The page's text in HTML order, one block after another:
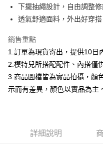
國泰世華商業銀行
臺灣中小企業銀行
聯邦商業銀行
元大商業銀行
台新國際商業銀行
台灣樂天信用卡公司
Apple Pay
悠遊付
Google Pay
全盈+PAY
【大哥付你分期使用說明】
1.本服務由台灣大哥大提供，台
AFTEE先享後付
下擺抽繩設計，自由調整
透氣舒適面料，外出好穿搭
銷售重點
1.訂單為現貨寄出，提供10日
2.模特兒所搭配配件、內搭僅
3.商品圖檔皆為實品拍攝，顏
示而有差異，顏色以實品為主。
詳細說明